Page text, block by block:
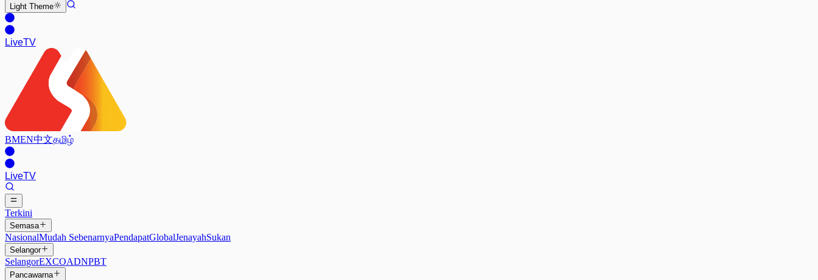
Light Theme
LiveTV
BMEN中文தமிழ்
LiveTV
Terkini
Semasa
NasionalMudah SebenarnyaPendapatGlobalJenayahSukan
Selangor
SelangorEXCOADNPBT
Pancawarna